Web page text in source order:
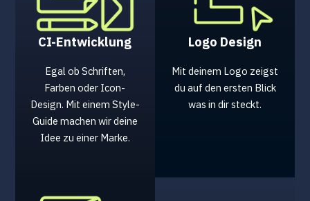
CI-Entwicklung
Egal ob Schriften,
Farben oder Icon-
Design. Mit einem Style-
Guide machen wir deine
Idee zu einer Marke.
Logo Design
Mit deinem Logo zeigst
du auf den ersten Blick
was in dir steckt.